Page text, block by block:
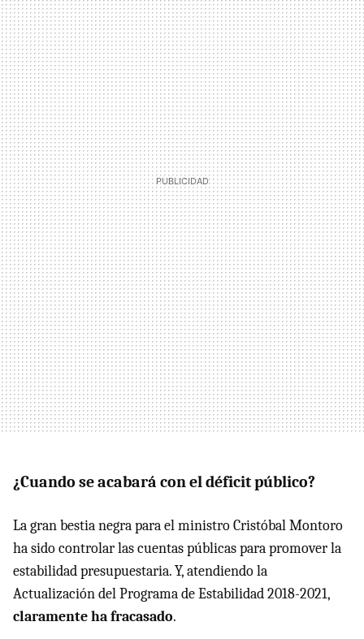
¿Cuando se acabará con el déficit público?
La gran bestia negra para el ministro Cristóbal Montoro
ha sido controlar las cuentas públicas para promover la
estabilidad presupuestaria. Y, atendiendo la
Actualización del Programa de Estabilidad 2018-2021,
claramente ha fracasado.